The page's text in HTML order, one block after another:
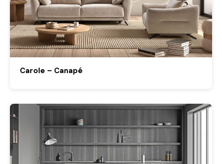
Carole – Canapé